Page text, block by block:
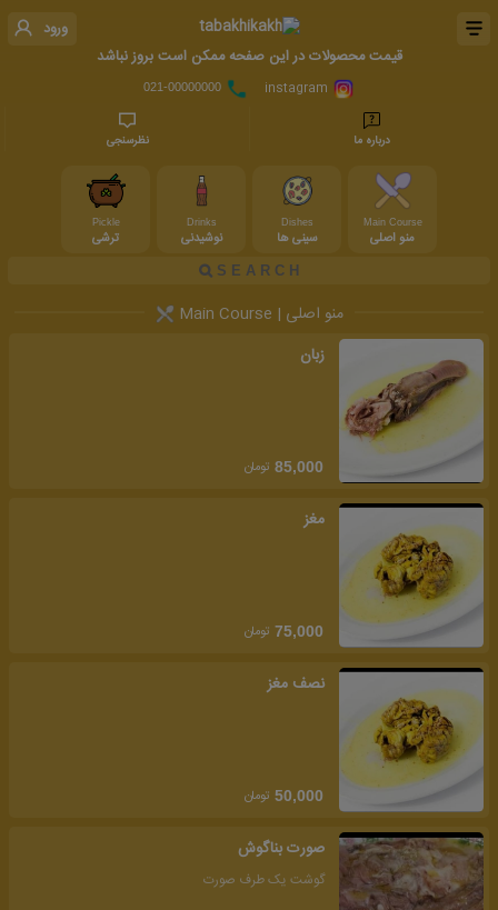
ورود
قیمت محصولات در این صفحه ممکن است بروز نباشد
021-00000000
درباره ما نظرسنجی
Main Course
منو اصلی
Dishes
سینی ها
Drinks
نوشیدنی
Pickle
ترشی
منو اصلی | Main Course
زبان
85,000 تومان
مغز
75,000 تومان
نصف مغز
50,000 تومان
صورت بناگوش
گوشت یک طرف صورت